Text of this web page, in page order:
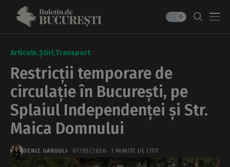
Articole Știri Transport
Restricții temporare de
circulație în București, pe
Splaiul Independenței și Str.
Maica Domnului
DENIZ GARGULI 07/05/2026 1 MINUTE DE CITIT